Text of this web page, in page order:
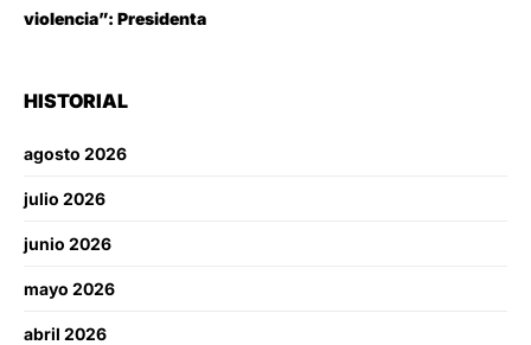
violencia”: Presidenta
HISTORIAL
agosto 2026
julio 2026
junio 2026
mayo 2026
abril 2026